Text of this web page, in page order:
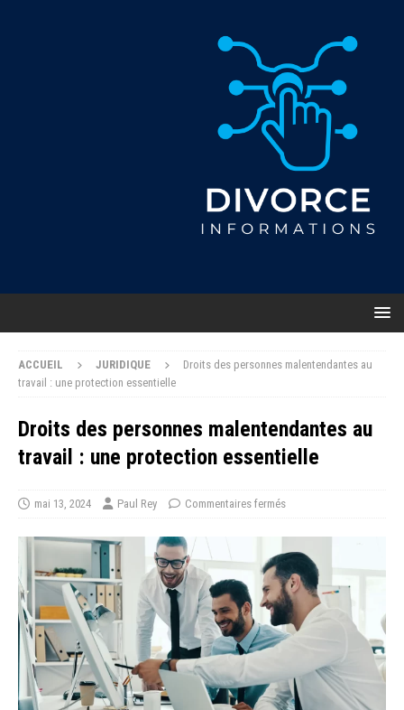
ACCUEIL JURIDIQUE
Droits des personnes malentendantes au
travail : une protection essentielle
Droits des personnes malentendantes au
travail : une protection essentielle
mai 13, 2024 Paul Rey Commentaires fermés